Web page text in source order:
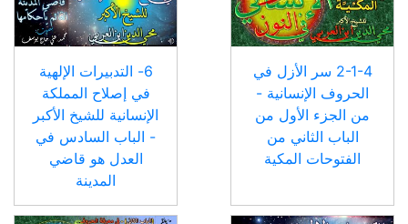
2-1-4 سر الأزل في
الحروف الإنسانية -
من الجزء الأول من
الباب الثاني من
الفتوحات المكية
6- التدبيرات الإلهية
في إصلاح المملكة
الإنسانية للشيخ الأكبر
- الباب السادس في
العدل هو قاضي
المدينة